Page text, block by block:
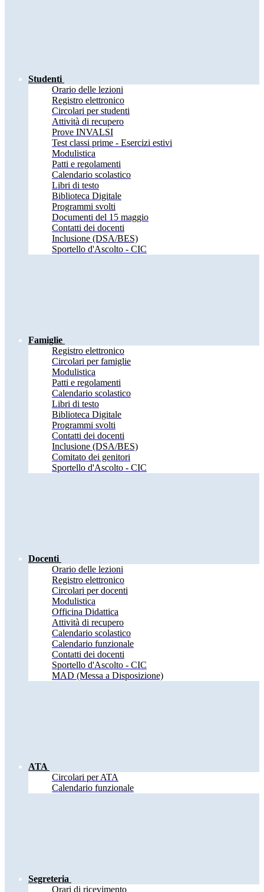
Studenti
Orario delle lezioni
Registro elettronico
Circolari per studenti
Attività di recupero
Prove INVALSI
Test classi prime - Esercizi estivi
Modulistica
Patti e regolamenti
Calendario scolastico
Libri di testo
Biblioteca Digitale
Programmi svolti
Documenti del 15 maggio
Contatti dei docenti
Inclusione (DSA/BES)
Sportello d'Ascolto - CIC
Famiglie
Registro elettronico
Circolari per famiglie
Modulistica
Patti e regolamenti
Calendario scolastico
Libri di testo
Biblioteca Digitale
Programmi svolti
Contatti dei docenti
Inclusione (DSA/BES)
Comitato dei genitori
Sportello d'Ascolto - CIC
Docenti
Orario delle lezioni
Registro elettronico
Circolari per docenti
Modulistica
Officina Didattica
Attività di recupero
Calendario scolastico
Calendario funzionale
Contatti dei docenti
Sportello d'Ascolto - CIC
MAD (Messa a Disposizione)
ATA
Circolari per ATA
Calendario funzionale
Segreteria
Orari di ricevimento